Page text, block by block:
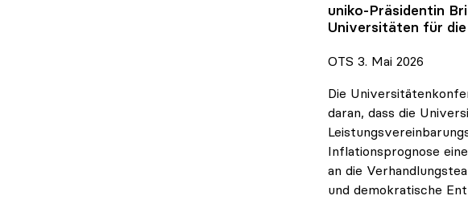
uniko-Präsidentin
Universitäten für
OTS 3. Mai 2026
Die
daran, dass die
Inflationsprognose
an die
und demokratische